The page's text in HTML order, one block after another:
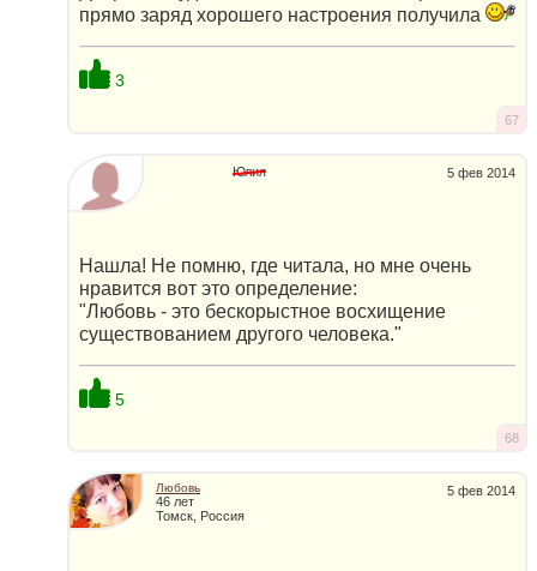
прямо заряд хорошего настроения получила
3
67
5 фев 2014
Юлия
Нашла! Не помню, где читала, но мне очень
нравится вот это определение:
"Любовь - это бескорыстное восхищение
существованием другого человека."
5
68
5 фев 2014
Любовь
46 лет
Томск, Россия